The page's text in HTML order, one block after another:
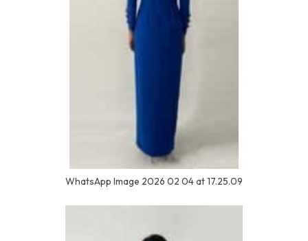
WhatsApp Image 2026 02 04 at 17.25.09